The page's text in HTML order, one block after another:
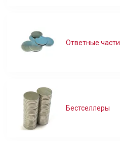
Ответные части
Бестселлеры